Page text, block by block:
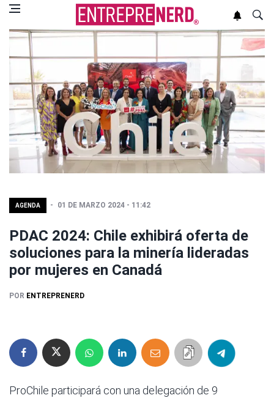
AGENDA 01 DE MARZO 2024 - 11:42
PDAC 2024: Chile exhibirá oferta de
soluciones para la minería lideradas
por mujeres en Canadá
POR ENTREPRENERD
ProChile participará con una delegación de 9